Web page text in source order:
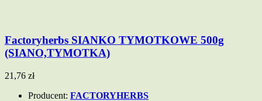
Factoryherbs SIANKO TYMOTKOWE 500g
(SIANO,TYMOTKA)
21,76 zł
Producent: FACTORYHERBS